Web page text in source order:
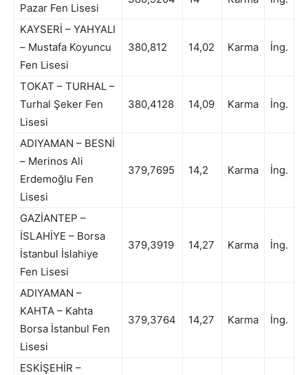
Pazar Fen Lisesi
KAYSERİ – YAHYALI
– Mustafa Koyuncu
Fen Lisesi
380,812 14,02 Karma İng.
TOKAT – TURHAL –
Turhal Şeker Fen
Lisesi
380,4128 14,09 Karma İng.
ADIYAMAN – BESNİ
– Merinos Ali
Erdemoğlu Fen
Lisesi
379,7695 14,2 Karma İng.
GAZİANTEP –
İSLAHİYE – Borsa
İstanbul İslahiye
Fen Lisesi
379,3919 14,27 Karma İng.
ADIYAMAN –
KAHTA – Kahta
Borsa İstanbul Fen
Lisesi
379,3764 14,27 Karma İng.
ESKİŞEHİR –